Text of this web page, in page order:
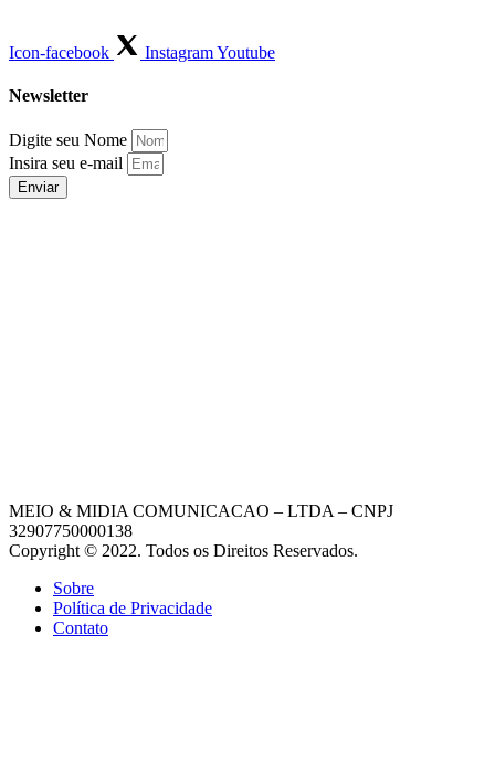
Icon-facebook InstagramYoutube
Newsletter
Digite seu Nome
Insira seu e-mail
Enviar
MEIO & MIDIA COMUNICACAO – LTDA – CNPJ
32907750000138
Copyright © 2022. Todos os Direitos Reservados.
Sobre
Política de Privacidade
Contato